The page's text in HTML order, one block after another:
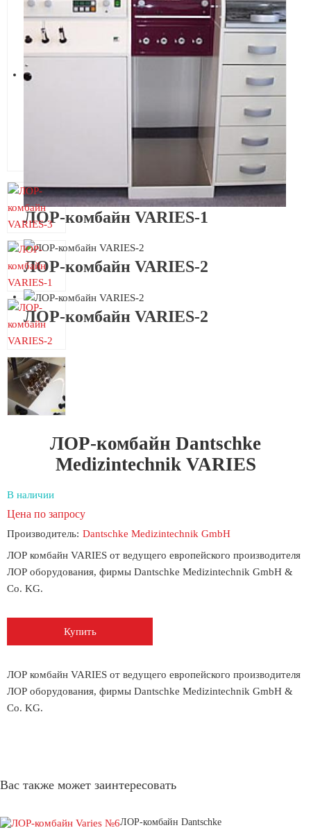
ЛОР-комбайн VARIES-1
ЛОР-комбайн VARIES-2
ЛОР-комбайн VARIES-2
ЛОР-комбайн Dantschke
Medizintechnik VARIES
В наличии
Цена по запросу
Производитель: Dantschke Medizintechnik GmbH
ЛОР комбайн VARIES от ведущего европейского производителя
ЛОР оборудования, фирмы Dantschke Medizintechnik GmbH &
Co. KG.
Купить
ЛОР комбайн VARIES от ведущего европейского производителя
ЛОР оборудования, фирмы Dantschke Medizintechnik GmbH &
Co. KG.
Вас также может заинтересовать
ЛОР-комбайн Dantschke